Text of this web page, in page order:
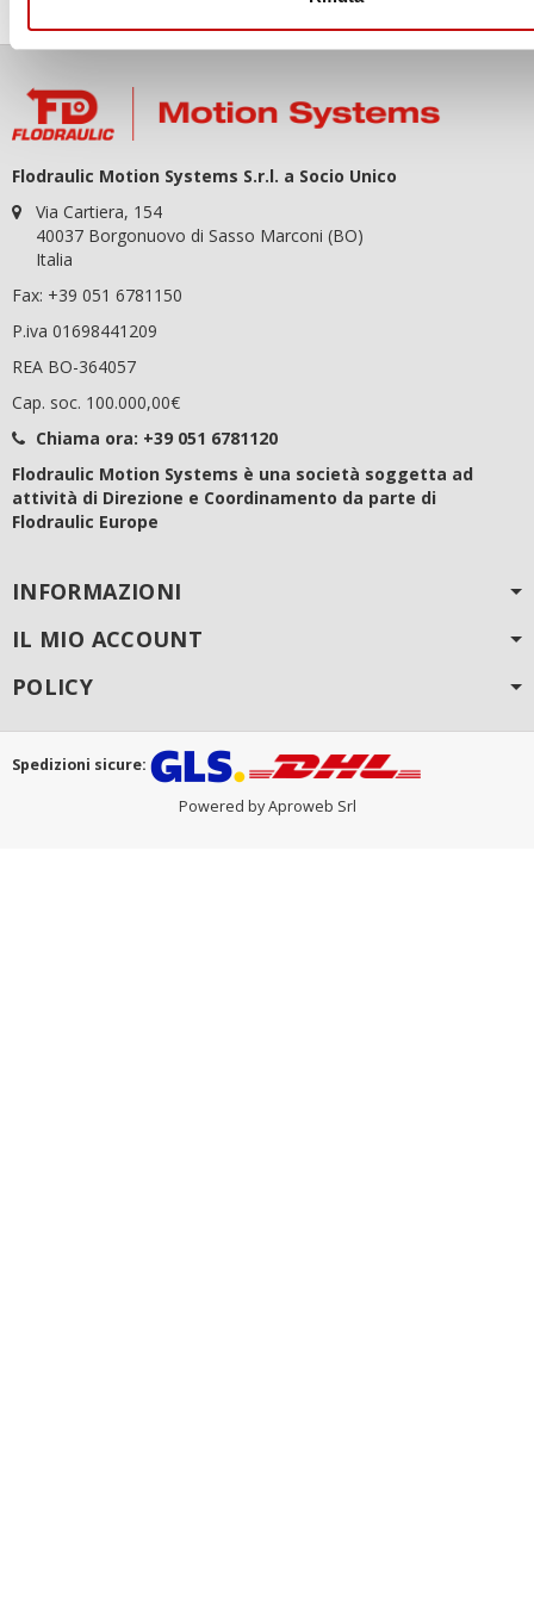
Flodraulic Motion Systems S.r.l. a Socio Unico
Via Cartiera, 154
40037 Borgonuovo di Sasso Marconi (BO)
Italia
Fax: +39 051 6781150
P.iva 01698441209
REA BO-364057
Cap. soc. 100.000,00€
Chiama ora: +39 051 6781120
Flodraulic Motion Systems è una società soggetta ad
attività di Direzione e Coordinamento da parte di
Flodraulic Europe
INFORMAZIONI
IL MIO ACCOUNT
POLICY
Spedizioni sicure:
Powered by Aproweb Srl